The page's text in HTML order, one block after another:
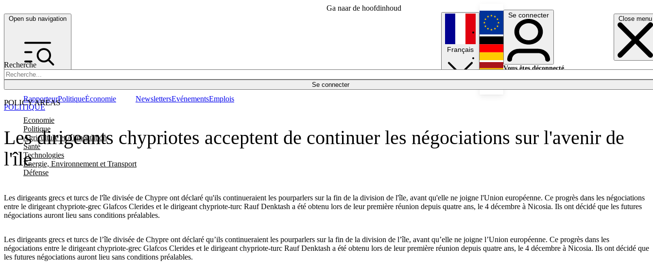
Ga naar de hoofdinhoud
Open sub navigation Close menu
Recherche
Se connecter
POLICY AREAS
Economie
Politique
Agriculture et Alimentation
Santé
Technologies
Energie, Environnement et Transport
Défense
RapporteurPolitiqueÉconomie NewslettersEvénementsEmplois
Français
English
Deutsch
Se connecter
Vous êtes déconnecté.
Les dirigeants chypriotes acceptent de continuer les négociations sur l'avenir de
l'île
Les dirigeants grecs et turcs de l'île divisée de Chypre ont déclaré qu'ils continueraient les pourparlers sur la fin de la division de l'île, avant qu'elle ne joigne l'Union européenne. Ce progrès dans les négociations
entre le dirigeant chypriote-grec Glafcos Clerides et le dirigeant chypriote-turc Rauf Denktash a été obtenu lors de leur première réunion depuis quatre ans, le 4 décembre à Nicosia. Ils ont décidé que les futures
négociations auront lieu sans conditions préalables.
POLITIQUE
Les dirigeants grecs et turcs de l’île divisée de Chypre ont déclaré qu’ils continueraient les pourparlers sur la fin de la division de l’île, avant qu’elle ne joigne l’Union européenne. Ce progrès dans les
négociations entre le dirigeant chypriote-grec Glafcos Clerides et le dirigeant chypriote-turc Rauf Denktash a été obtenu lors de leur première réunion depuis quatre ans, le 4 décembre à Nicosia. Ils ont décidé que
les futures négociations auront lieu sans conditions préalables.